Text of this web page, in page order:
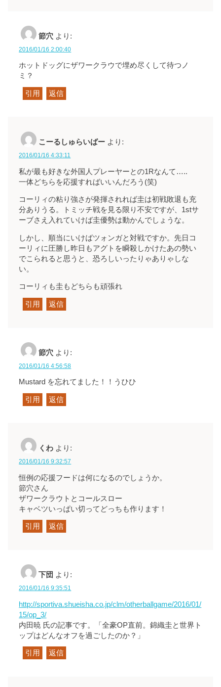
節穴 より:
2016/01/16 2:00:40
ホットドッグにザワークラウで埋め尽くして待つノ
ミ？
引用 返信
こーるしゅらいばー より:
2016/01/16 4:33:11
私が最も好きな外国人プレーヤーとの1Rなんて…..
一体どちらを応援すればいいんだろう(笑)
コーリィの粘り強さが発揮されれば圭は初戦敗退も充
分ありうる。トミッチ戦を見る限り不安ですが、1stサ
ーブさえ入れていけば圭優勢は動かんでしょうな。
しかし、順当にいけばツォンガと対戦ですか。先日コ
ーリィに圧勝し昨日もアグトを瞬殺しかけたあの勢い
でこられると思うと、恐ろしいったりゃありゃしな
い。
コーリィも圭もどちらも頑張れ
引用 返信
節穴 より:
2016/01/16 4:56:58
Mustard を忘れてました！！うひひ
引用 返信
くわ より:
2016/01/16 9:32:57
恒例の応援フードは何になるのでしょうか。
節穴さん
ザワークラウトとコールスロー
キャベツいっぱい切ってどっちも作ります！
引用 返信
下団 より:
2016/01/16 9:35:51
http://sportiva.shueisha.co.jp/clm/otherballgame/2016/01/
15/op_3/
内田暁 氏の記事です。「全豪OP直前。錦織圭と世界ト
ップはどんなオフを過ごしたのか？」
引用 返信